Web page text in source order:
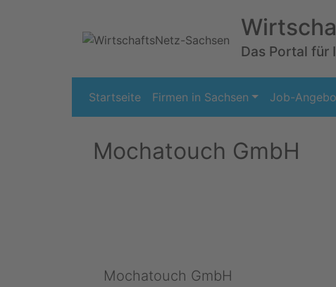
Das Portal für
Startseite Firmen in Sachsen Job-
Mochatouch GmbH
Mochatouch GmbH